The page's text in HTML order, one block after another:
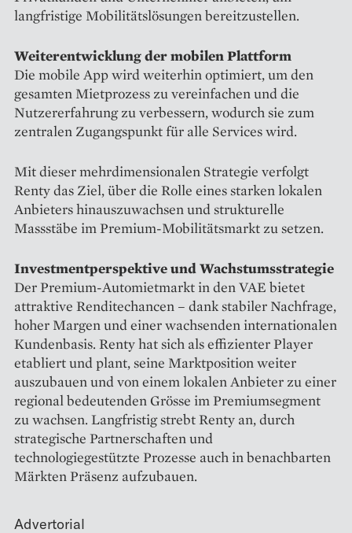
langfristige Mobilitätslösungen bereitzustellen.
Weiterentwicklung der mobilen Plattform
Die mobile App wird weiterhin optimiert, um den
gesamten Mietprozess zu vereinfachen und die
Nutzererfahrung zu verbessern, wodurch sie zum
zentralen Zugangspunkt für alle Services wird.
Mit dieser mehrdimensionalen Strategie verfolgt
Renty das Ziel, über die Rolle eines starken lokalen
Anbieters hinauszuwachsen und strukturelle
Massstäbe im Premium-Mobilitätsmarkt zu setzen.
Investmentperspektive und Wachstumsstrategie
Der Premium-Automietmarkt in den VAE bietet
attraktive Renditechancen – dank stabiler Nachfrage,
hoher Margen und einer wachsenden internationalen
Kundenbasis. Renty hat sich als effizienter Player
etabliert und plant, seine Marktposition weiter
auszubauen und von einem lokalen Anbieter zu einer
regional bedeutenden Grösse im Premiumsegment
zu wachsen. Langfristig strebt Renty an, durch
strategische Partnerschaften und
technologiegestützte Prozesse auch in benachbarten
Märkten Präsenz aufzubauen.
Advertorial